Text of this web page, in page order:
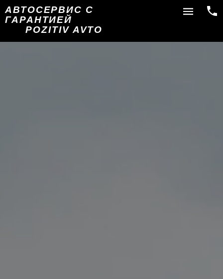
АВТОСЕРВИС С
ГАРАНТИЕЙ
POZITIV AVTO